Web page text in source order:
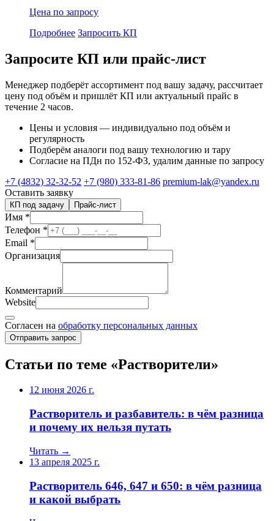
Цена по запросу
Подробнее Запросить КП
Запросите КП или прайс-лист
Менеджер подберёт ассортимент под вашу задачу, рассчитает
цену под объём и пришлёт КП или актуальный прайс в
течение 2 часов.
Цены и условия — индивидуально под объём и
регулярность
Подберём аналоги под вашу технологию и тару
Согласие на ПДн по 152-ФЗ, удалим данные по запросу
+7 (4832) 32-32-52 +7 (980) 333-81-86 premium-lak@yandex.ru
Оставить заявку
КП под задачу Прайс-лист
Имя *
Телефон *
Email *
Организация
Комментарий
Website
Согласен на обработку персональных данных
Отправить запрос
Статьи по теме «Растворители»
12 июня 2026 г.
Растворитель и разбавитель: в чём разница
и почему их нельзя путать
Читать →
13 апреля 2025 г.
Растворитель 646, 647 и 650: в чём разница
и какой выбрать